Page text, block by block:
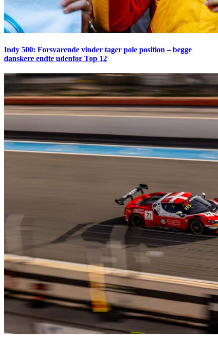
Indy 500: Forsvarende vinder tager pole position – begge
danskere endte udenfor Top 12